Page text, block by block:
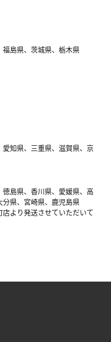
島県、茨城県、栃木県
知県、三重県、滋賀県、京
島県、香川県、愛媛県、高
県、宮崎県、鹿児島県
より発送させていただいて